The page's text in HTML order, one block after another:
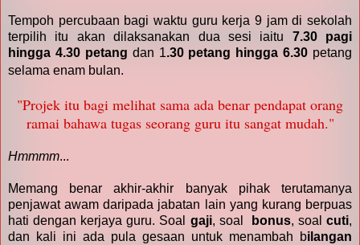
Tempoh percubaan bagi waktu guru kerja 9 jam di sekolah
terpilih itu akan dilaksanakan dua sesi iaitu 7.30 pagi
hingga 4.30 petang dan 1.30 petang hingga 6.30 petang
selama enam bulan.
"Projek itu bagi melihat sama ada benar pendapat orang
ramai bahawa tugas seorang guru itu sangat mudah."
Hmmmm...
Memang benar akhir-akhir banyak pihak terutamanya
penjawat awam daripada jabatan lain yang kurang berpuas
hati dengan kerjaya guru. Soal gaji, soal bonus, soalcuti,
dan kali ini ada pula gesaan untuk menambah bilangan